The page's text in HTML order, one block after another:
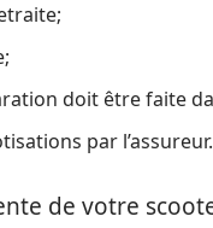
doit être faite
par l’assureur.
de votre